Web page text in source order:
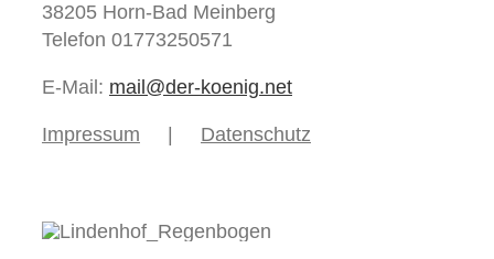
38205 Horn-Bad Meinberg
Telefon 01773250571
E-Mail: mail@der-koenig.net
Impressum Datenschutz